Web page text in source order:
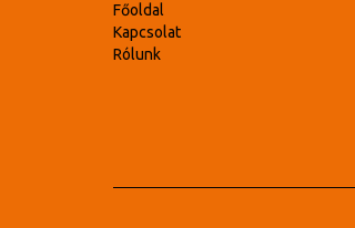
Főoldal
Kapcsolat
Rólunk